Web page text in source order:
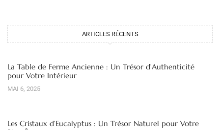
ARTICLES RÉCENTS
La Table de Ferme Ancienne : Un Trésor d’Authenticité
pour Votre Intérieur
MAI 6, 2025
Les Cristaux d’Eucalyptus : Un Trésor Naturel pour Votre